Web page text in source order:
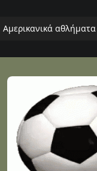
Αμερικανικά αθλήματα